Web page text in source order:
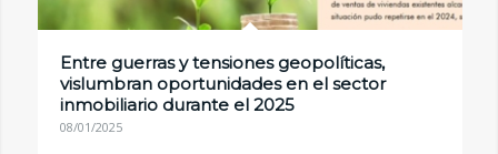
Entre guerras y tensiones geopolíticas,
vislumbran oportunidades en el sector
inmobiliario durante el 2025
08/01/2025